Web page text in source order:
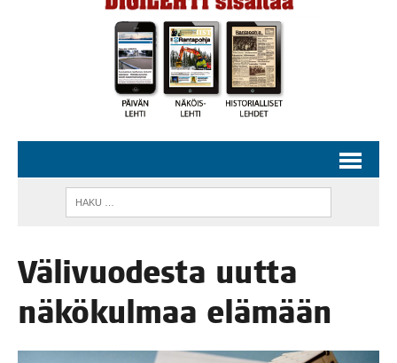
Väli­vuo­des­ta uut­ta
näkö­kul­maa elämään